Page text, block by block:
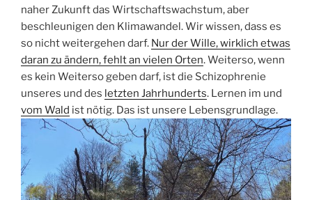
naher Zukunft das Wirtschaftswachstum, aber
beschleunigen den Klimawandel. Wir wissen, dass es
so nicht weitergehen darf. Nur der Wille, wirklich etwas
daran zu ändern, fehlt an vielen Orten. Weiterso, wenn
es kein Weiterso geben darf, ist die Schizophrenie
unseres und des letzten Jahrhunderts. Lernen im und
vom Wald ist nötig. Das ist unsere Lebensgrundlage.